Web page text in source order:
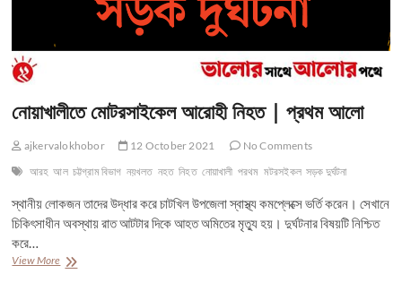
নোয়াখালীতে মোটরসাইকেল আরোহী নিহত | প্রথম আলো
ajkervalokhobor 12 October 2021
No Comments
আরহ আল চট্টগ্রাম বিভাগ নয়খলত নহত নিহত নোয়াখালী পরথম মটরসইকল সড়ক দুর্ঘটনা
স্থানীয় লোকজন তাদের উদ্ধার করে চাটখিল উপজেলা স্বাস্থ্য কমপ্লেক্সে ভর্তি করেন। সেখানে
চিকিৎসাধীন অবস্থায় রাত আটটার দিকে আহত অমিতের মৃত্যু হয়। দুর্ঘটনার বিষয়টি নিশ্চিত
করে…
View Moreনোয়াখালীতে